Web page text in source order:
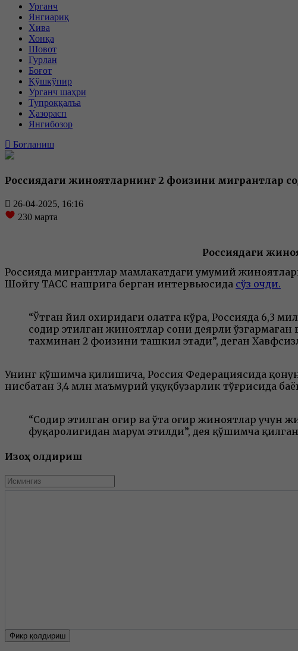
Урганч
Янгиариқ
Хива
Хонқа
Шовот
Гурлан
Боғот
Қўшкўпир
Урганч шаҳри
Тупроққалъа
Ҳазорасп
Янгибозор
Боғланиш
Россиядаги жиноятларнинг 2 фоизини мигрантлар
26-04-2025, 16:16
230 марта
Россиядаги
Россияда мигрантлар мамлакатдаги умумий
Шойгу ТАСС нашрига берган интервьюсида сўз очди.
“Ўтган йил охиридаги ҳолатга кўра, Россияда 6,3
содир этилган жиноятлар сони деярли
тахминан 2 фоизини ташкил этади”, деган
Унинг қўшимча қилишича, Россия Федерациясида
нисбатан 3,4 млн маъмурий ҳуқуқбузарлик тўғрисида
“Содир этилган оғир ва ўта оғир жиноятлар
фуқаролигидан маҳрум этилди”, дея қўшимча
Изоҳ қолдириш
Фикр қолдириш